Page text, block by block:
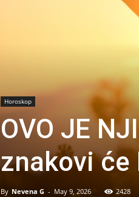
Horoskop
OVO JE
znakovi će
By Nevena G - May 9, 2026 2428